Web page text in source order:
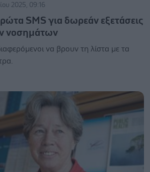
2025, 09:16
SMS για δωρεάν εξετάσεις
νοσημάτων
να βρουν τη λίστα με τα